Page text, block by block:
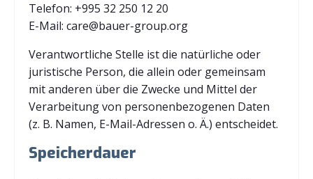
Telefon: +995 32 250 12 20
E-Mail: care@bauer-group.org
Verantwortliche Stelle ist die natürliche oder
juristische Person, die allein oder gemeinsam
mit anderen über die Zwecke und Mittel der
Verarbeitung von personenbezogenen Daten
(z. B. Namen, E-Mail-Adressen o. Ä.) entscheidet.
Speicherdauer